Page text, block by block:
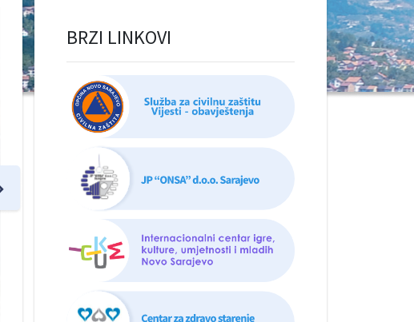
BRZI LINKOVI